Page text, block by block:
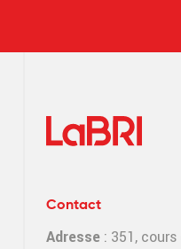
Contact
Adresse : 351,